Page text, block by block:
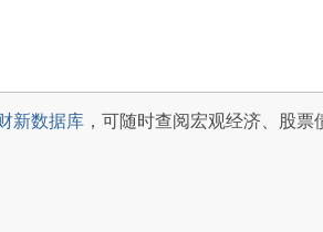
新数据库 ，可随时查阅宏观经济、股票